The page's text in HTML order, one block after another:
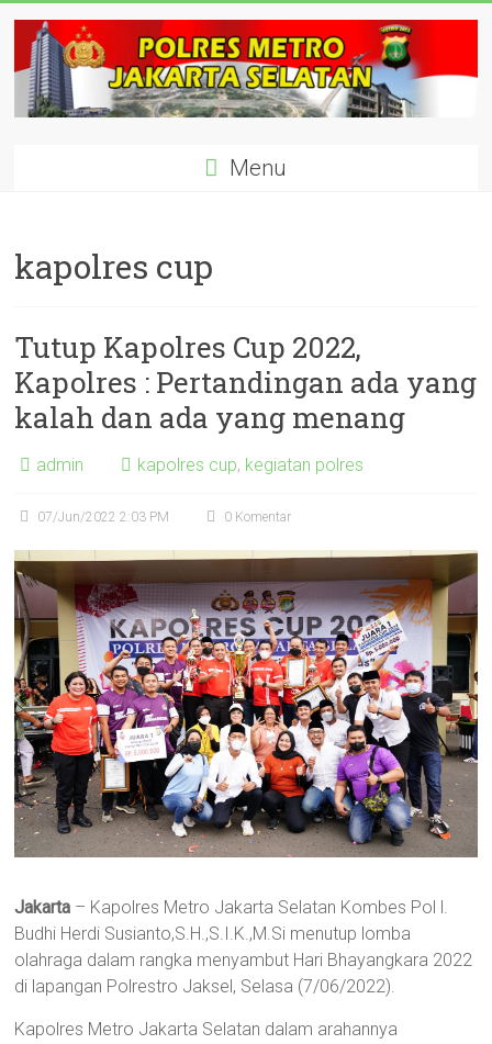
content
polisijaksel Menu
kapolres cup
Tutup Kapolres Cup 2022,
Kapolres : Pertandingan ada yang
kalah dan ada yang menang
admin kapolres cup, kegiatan polres
07/Jun/2022 2:03 PM 0 Komentar
Jakarta – Kapolres Metro Jakarta Selatan Kombes Pol l.
Budhi Herdi Susianto,S.H.,S.I.K.,M.Si menutup lomba
olahraga dalam rangka menyambut Hari Bhayangkara 2022
di lapangan Polrestro Jaksel, Selasa (7/06/2022).
Kapolres Metro Jakarta Selatan dalam arahannya